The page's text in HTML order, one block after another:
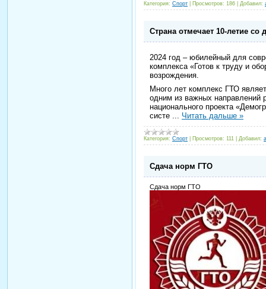
Категория: Спорт Просмотров: 186 Добавил:
Страна отмечает 10-летие
2024 год – юбилейный для
комплекса «Готов к труду и
возрождения.
Много лет комплекс ГТО
одним из важных направлений
национального проекта
систе ... Читать дальше »
Категория: Спорт Просмотров: 111 Добавил:
Сдача норм ГТО
Сдача норм ГТО